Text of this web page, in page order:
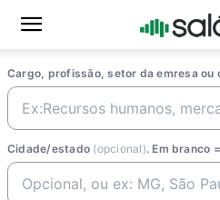
Cargo, profissão, setor da emresa ou
Cidade/estado (opcional). Em branco